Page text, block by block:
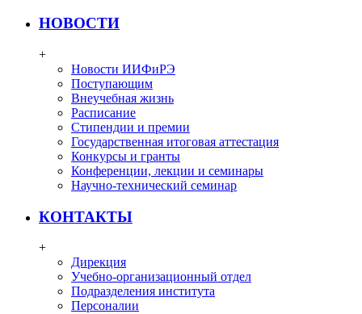
НОВОСТИ
+
Новости ИИФиРЭ
Поступающим
Внеучебная жизнь
Расписание
Стипендии и премии
Государственная итоговая аттестация
Конкурсы и гранты
Конференции, лекции и семинары
Научно-технический семинар
КОНТАКТЫ
+
Дирекция
Учебно-организационный отдел
Подразделения института
Персоналии